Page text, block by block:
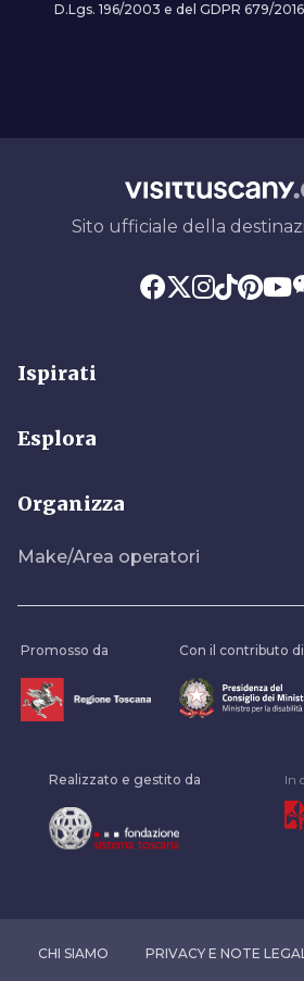
D.Lgs. 196/2003 e del GDPR 679/
Sito ufficiale della
Ispirati
Esplora
Organizza
Make/Area operatori
Promosso da Con il contributo di
Realizzato e gestito da In
CHI SIAMO PRIVACY E NOTE